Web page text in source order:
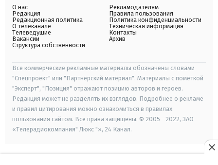
О нас
Редакция
Редакционная политика
О телеканале
Телеведущие
Вакансии
Структура собственности
Рекламодателям
Правила пользования
Политика конфиденциальности
Техническая информация
Контакты
Архив
Все коммерческие рекламные материалы обозначены словами
"Спецпроект" или "Партнерский материал". Материалы с пометкой
"Эксперт", "Позиция" отражают позицию авторов и героев.
Редакция может не разделять их взглядов. Подробнее о рекламе
и правил цитирования можно ознакомиться в правилах
пользования сайтом. Все права защищены. © 2005—2022, ЗАО
«Телерадиокомпания" Люкс "», 24 Канал.